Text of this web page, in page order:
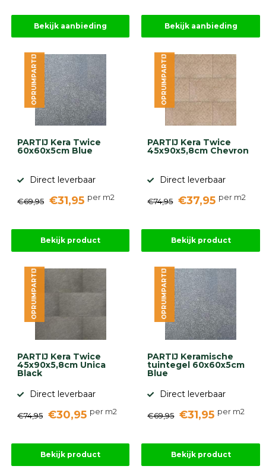
Bekijk aanbieding Bekijk aanbieding
PARTIJ Kera Twice
60x60x5cm Blue
Direct leverbaar
€69,95 €31,95 per m2
OPRUIMPARTIJ
Bekijk product
PARTIJ Kera Twice
45x90x5,8cm Chevron
Direct leverbaar
€74,95 €37,95 per m2
OPRUIMPARTIJ
Bekijk product
PARTIJ Kera Twice
45x90x5,8cm Unica
Black
Direct leverbaar
€74,95 €30,95 per m2
OPRUIMPARTIJ
Bekijk product
PARTIJ Keramische
tuintegel 60x60x5cm
Blue
Direct leverbaar
€69,95 €31,95 per m2
OPRUIMPARTIJ
Bekijk product